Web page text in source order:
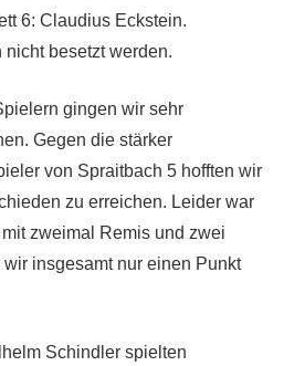
6: Claudius Eckstein.
nicht besetzt werden.
gingen wir sehr
Gegen die stärker
von Spraitbach 5 hofften wir
zu erreichen. Leider war
zweimal Remis und zwei
insgesamt nur einen Punkt
Schindler spielten